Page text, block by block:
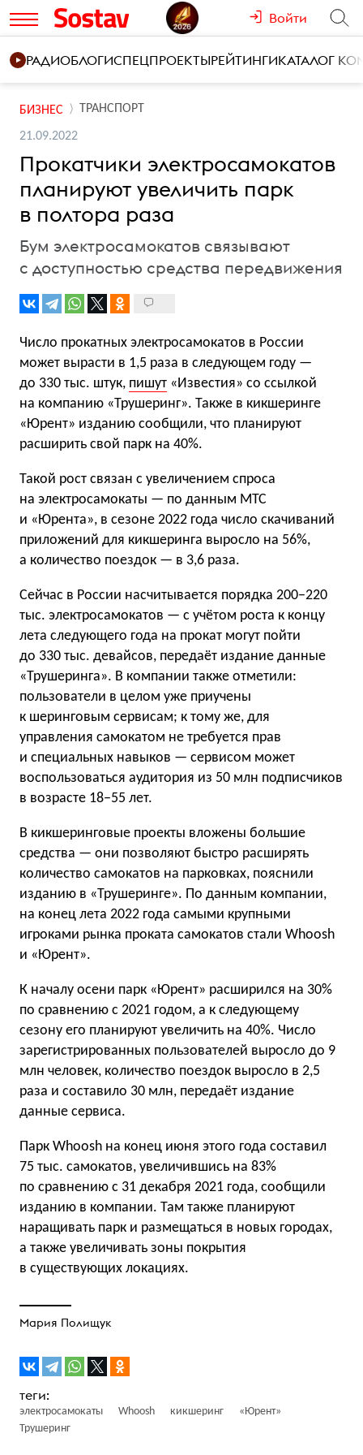
Войти
РАДИОБЛОГИСПЕЦПРОЕКТЫРЕЙТИНГИКАТАЛОГ
БИЗНЕС ТРАНСПОРТ
21.09.2022
Прокатчики электросамокатов
планируют увеличить парк
в полтора раза
Бум электросамокатов связывают
с доступностью средства передвижения
Число прокатных электросамокатов в России
может вырасти в 1,5 раза в следующем году —
до 330 тыс. штук, пишут «Известия» со ссылкой
на компанию «Трушеринг». Также в кикшеринге
«Юрент» изданию сообщили, что планируют
расширить свой парк на 40%.
Такой рост связан с увеличением спроса
на электросамокаты — по данным МТС
и «Юрента», в сезоне 2022 года число скачиваний
приложений для кикшеринга выросло на 56%,
а количество поездок — в 3,6 раза.
Сейчас в России насчитывается порядка 200−220
тыс. электросамокатов — с учётом роста к концу
лета следующего года на прокат могут пойти
до 330 тыс. девайсов, передаёт издание данные
«Трушеринга». В компании также отметили:
пользователи в целом уже приучены
к шеринговым сервисам; к тому же, для
управления самокатом не требуется прав
и специальных навыков — сервисом может
воспользоваться аудитория из 50 млн подписчиков
в возрасте 18−55 лет.
В кикшеринговые проекты вложены большие
средства — они позволяют быстро расширять
количество самокатов на парковках, пояснили
изданию в «Трушеринге». По данным компании,
на конец лета 2022 года самыми крупными
игроками рынка проката самокатов стали Whoosh
и «Юрент».
К началу осени парк «Юрент» расширился на 30%
по сравнению с 2021 годом, а к следующему
сезону его планируют увеличить на 40%. Число
зарегистрированных пользователей выросло до 9
млн человек, количество поездок выросло в 2,5
раза и составило 30 млн, передаёт издание
данные сервиса.
Парк Whoosh на конец июня этого года составил
75 тыс. самокатов, увеличившись на 83%
по сравнению с 31 декабря 2021 года, сообщили
изданию в компании. Там также планируют
наращивать парк и размещаться в новых городах,
а также увеличивать зоны покрытия
в существующих локациях.
Мария Полищук
электросамокаты Whoosh кикшеринг
«Юрент»
Трушеринг